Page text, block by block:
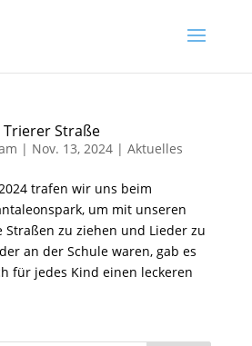
Straße
| Nov. 13, 2024| Aktuelles
trafen wir uns beim
um mit unseren
zu ziehen und Lieder zu
an der Schule waren, gab es
für jedes Kind einen leckeren